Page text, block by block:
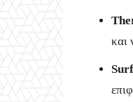
και